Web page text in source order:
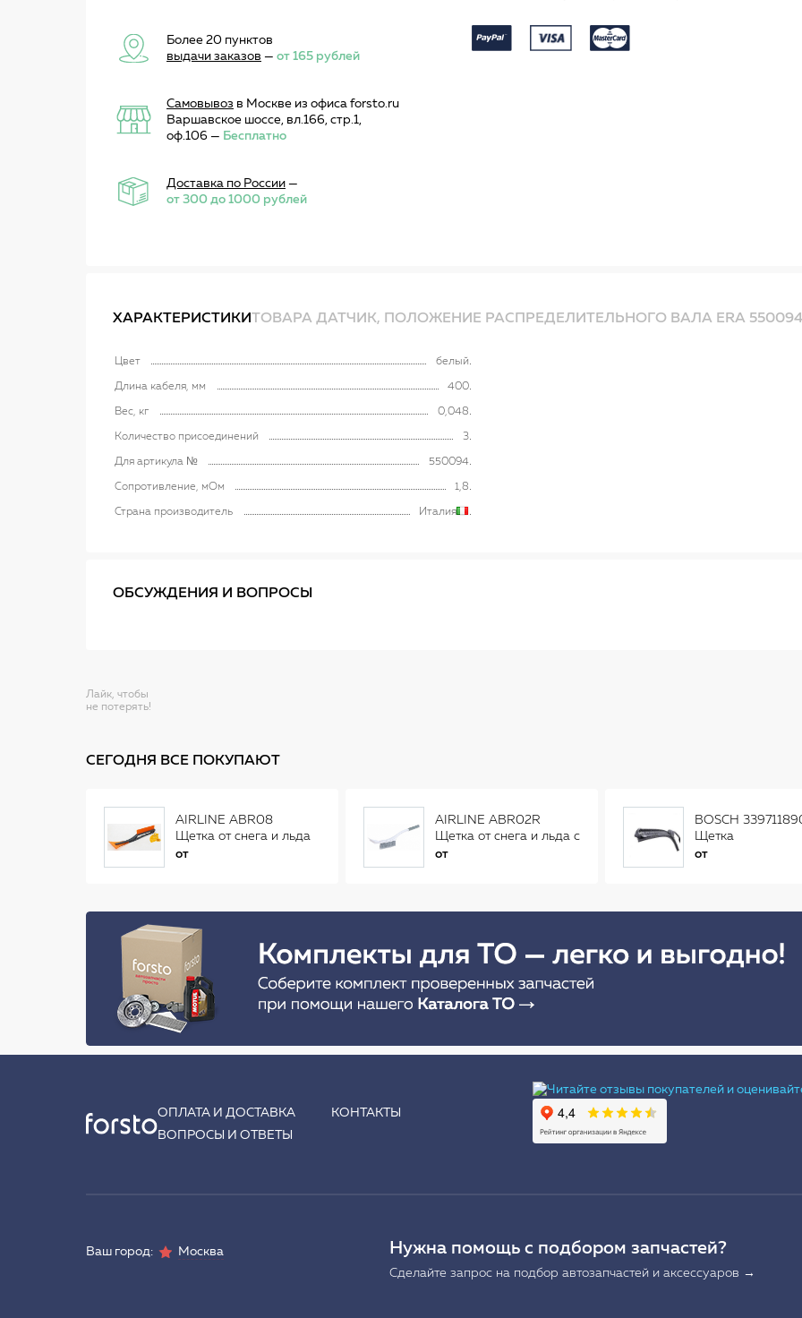
Более 20 пунктов
выдачи заказов — от 165 рублей
Самовывоз в Москве из офиса forsto.ru
Варшавское шоссе, вл.166, стр.1,
оф.106 — Бесплатно
Доставка по России —
от 300 до 1000 рублей
ХАРАКТЕРИСТИКИТОВАРА ДАТЧИК, ПОЛОЖЕНИЕ РАСПРЕДЕЛИТЕЛЬНОГО ВАЛА ERA 550094
Цвет белый
Длина кабеля, мм 400
Вес, кг 0,048
Количество присоединений 3
Для артикула № 550094
Сопротивление, мОм 1,8
Страна производитель Италия
ОБСУЖДЕНИЯ И ВОПРОСЫ
Лайк, чтобы
не потерять!
СЕГОДНЯ ВСЕ ПОКУПАЮТ
AIRLINE ABR08
Щетка от снега и льда
(34 см)
от
AIRLINE ABR02R
Щетка от снега и льда с
распушенной щетиной
от
BOSCH
Щетка
стеклоочистителя
от
ОПЛАТА И ДОСТАВКА
КОНТАКТЫ
ВОПРОСЫ И ОТВЕТЫ
Ваш город: Москва Нужна помощь с подбором запчастей?
Сделайте запрос на подбор автозапчастей и аксессуаров →